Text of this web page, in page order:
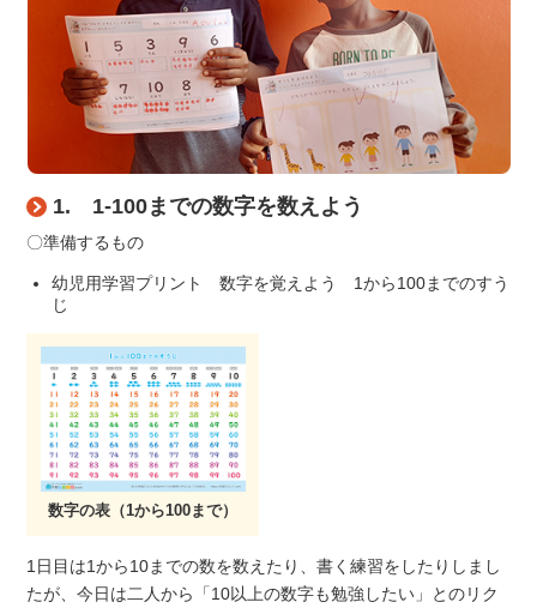
1. 1-100までの数字を数えよう
〇準備するもの
幼児用学習プリント 数字を覚えよう 1から100までのすう
じ
数字の表（1から100まで）
1日目は1から10までの数を数えたり、書く練習をしたりしまし
たが、今日は二人から「10以上の数字も勉強したい」とのリク